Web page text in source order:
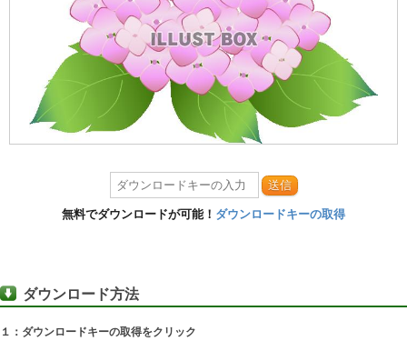
送信
無料でダウンロードが可能！ ダウンロードキーの取得
ダウンロード方法
１：ダウンロードキーの取得をクリック